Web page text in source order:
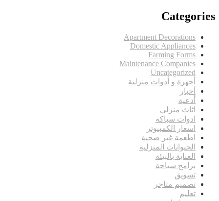
Categories
Apartment Decorations
Domestic Appliances
Farming Forms
Maintenance Companies
Uncategorized
أجهرة و أدوات منزلية
أخبار
أدعية
اثاث منزلي
ادوات سباكة
اسعار الكمبيوتر
اطعمة غير صحية
الحيوانات المنزلية
العناية بالبيئة
برامج سياحة
تسويق
تصميم متاجر
تعليم